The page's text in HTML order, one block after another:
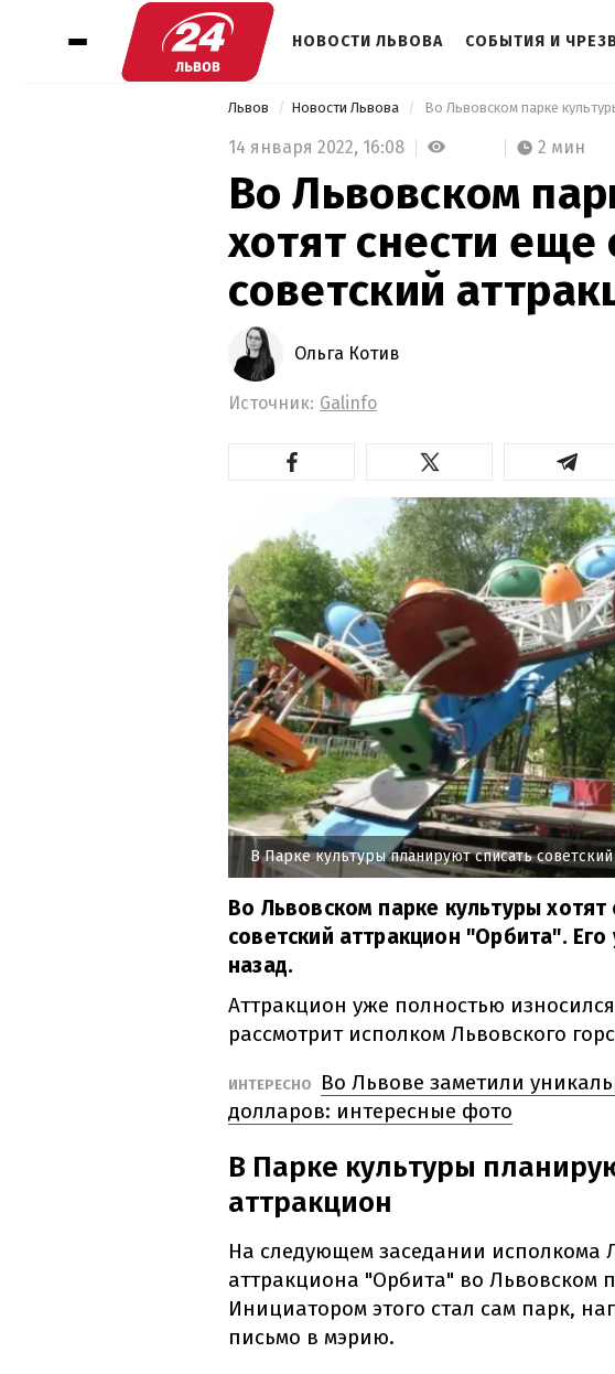
НОВОСТИ ЛЬВОВА СОБЫТИЯ И
Львов Новости Львова
14 января 2022, 16:08 2 мин
Во Львовском
хотят снести еще
советский
Ольга Котив
Источник: Galinfo
В Парке культуры планируют списать
Во Львовском парке культуры хотят
советский аттракцион "Орбита".
назад.
Аттракцион уже полностью
рассмотрит исполком Львовского
ИНТЕРЕСНО
Во Львове заметили
долларов: интересные фото
В Парке культуры
аттракцион
На следующем заседании исполкома
аттракциона "Орбита" во Львовском
Инициатором этого стал сам парк,
письмо в мэрию.